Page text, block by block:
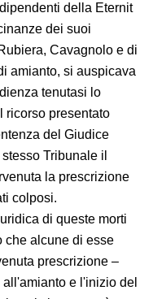
della Eternit
dei suoi
Cavagnolo e di
amianto, si auspicava
tenutasi lo
ricorso presentato
del Giudice
Tribunale il
la prescrizione
colposi.
di queste morti
che alcune di esse
prescrizione –
e l'inizio del